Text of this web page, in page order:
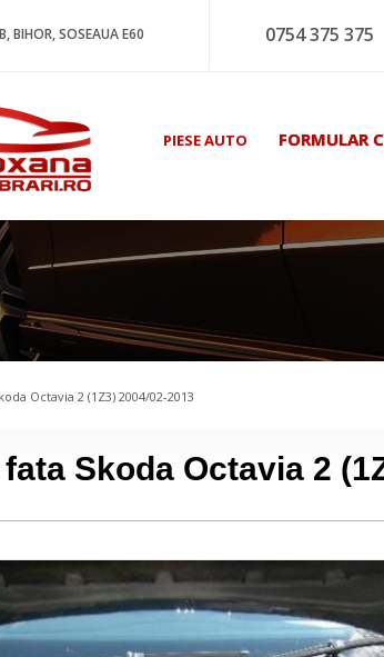
BIHOR, SOSEAUA E60 0754 375 375
PIESE AUTO FORMULAR
Octavia 2 (1Z3) 2004/02-2013
Skoda Octavia 2